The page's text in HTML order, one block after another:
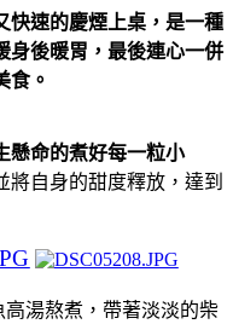
快速的慶煙上桌，是一種
身後暖胃，最後連心一併
食。
懸命的煮好每一粒小
將自身的甜度釋放，達到
高湯熬煮，帶著淡淡的柴